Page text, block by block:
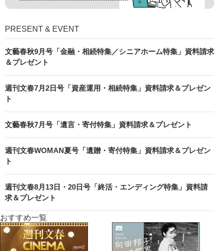
PRESENT & EVENT
文藝春秋9月号「金融・相続特集／シニアホーム特集」資料請求
＆プレゼント
週刊文春7月2日号「資産運用・相続特集」資料請求＆プレゼン
ト
文藝春秋7月号「遺言・寄付特集」資料請求＆プレゼント
週刊文春WOMAN夏号「遺贈・寄付特集」資料請求＆プレゼン
ト
週刊文春8月13日・20日号「終活・エンディング特集」資料請
求＆プレゼント
おすすめ一覧